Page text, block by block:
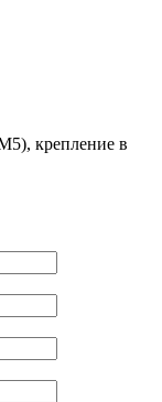
крепление в